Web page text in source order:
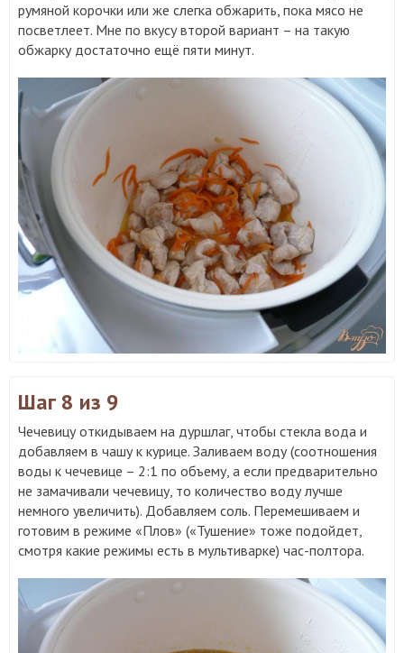
румяной корочки или же слегка обжарить, пока мясо не
посветлеет. Мне по вкусу второй вариант – на такую
обжарку достаточно ещё пяти минут.
Шаг 8 из 9
Чечевицу откидываем на дуршлаг, чтобы стекла вода и
добавляем в чашу к курице. Заливаем воду (соотношения
воды к чечевице – 2:1 по объему, а если предварительно
не замачивали чечевицу, то количество воду лучше
немного увеличить). Добавляем соль. Перемешиваем и
готовим в режиме «Плов» («Тушение» тоже подойдет,
смотря какие режимы есть в мультиварке) час-полтора.